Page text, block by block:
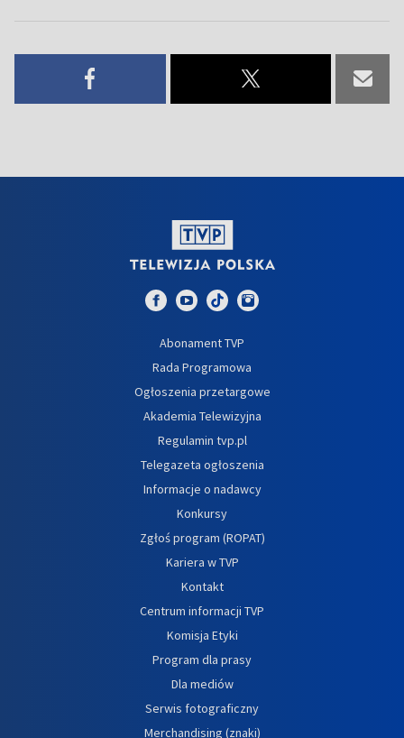
Abonament TVP
Rada Programowa
Ogłoszenia przetargowe
Akademia Telewizyjna
Regulamin tvp.pl
Telegazeta ogłoszenia
Informacje o nadawcy
Konkursy
Zgłoś program (ROPAT)
Kariera w TVP
Kontakt
Centrum informacji TVP
Komisja Etyki
Program dla prasy
Dla mediów
Serwis fotograficzny
Merchandising (znaki)